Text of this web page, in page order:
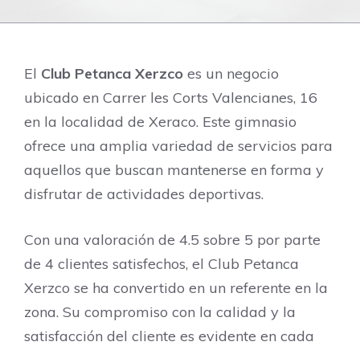
El Club Petanca Xerzco es un negocio
ubicado en Carrer les Corts Valencianes, 16
en la localidad de Xeraco. Este gimnasio
ofrece una amplia variedad de servicios para
aquellos que buscan mantenerse en forma y
disfrutar de actividades deportivas.
Con una valoración de 4.5 sobre 5 por parte
de 4 clientes satisfechos, el Club Petanca
Xerzco se ha convertido en un referente en la
zona. Su compromiso con la calidad y la
satisfacción del cliente es evidente en cada